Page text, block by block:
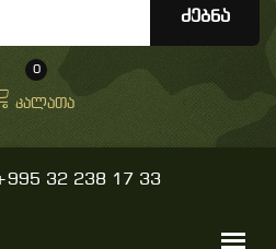
0
კალათა
32 238 17 33